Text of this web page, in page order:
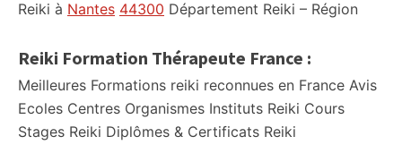
Reiki à Nantes 44300 Département Reiki – Région
Reiki Formation Thérapeute France :
Meilleures Formations reiki reconnues en France Avis
Ecoles Centres Organismes Instituts Reiki Cours
Stages Reiki Diplômes & Certificats Reiki